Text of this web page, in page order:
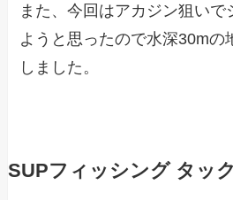
また、今回はアカジン狙いで
ようと思ったので水深30mの
しました。
SUPフィッシング タッ